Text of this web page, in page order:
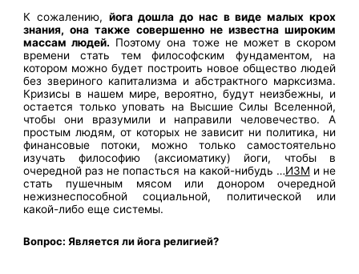
К сожалению, йога дошла до нас в виде малых крох
знания, она также совершенно не известна широким
массам людей. Поэтому она тоже не может в скором
времени стать тем философским фундаментом, на
котором можно будет построить новое общество людей
без звериного капитализма и абстрактного марксизма.
Кризисы в нашем мире, вероятно, будут неизбежны, и
остается только уповать на Высшие Силы Вселенной,
чтобы они вразумили и направили человечество. А
простым людям, от которых не зависит ни политика, ни
финансовые потоки, можно только самостоятельно
изучать философию (аксиоматику) йоги, чтобы в
очередной раз не попасться на какой-нибудь …ИЗМ и не
стать пушечным мясом или донором очередной
нежизнеспособной социальной, политической или
какой-либо еще системы.
Вопрос: Является ли йога религией?